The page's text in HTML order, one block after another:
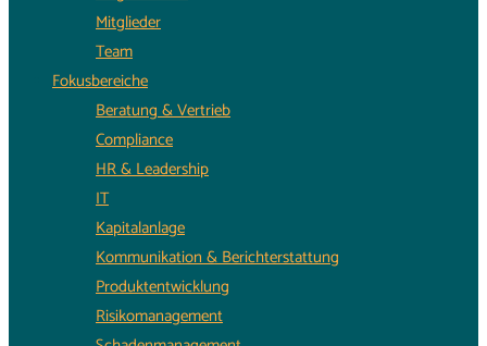
Mitglieder
Team
Fokusbereiche
Beratung & Vertrieb
Compliance
HR & Leadership
IT
Kapitalanlage
Kommunikation & Berichterstattung
Produktentwicklung
Risikomanagement